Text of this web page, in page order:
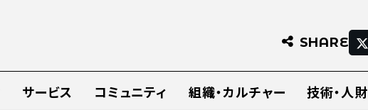
SHARE
サービス コミュニティ 組織・カルチャー 技術・人財